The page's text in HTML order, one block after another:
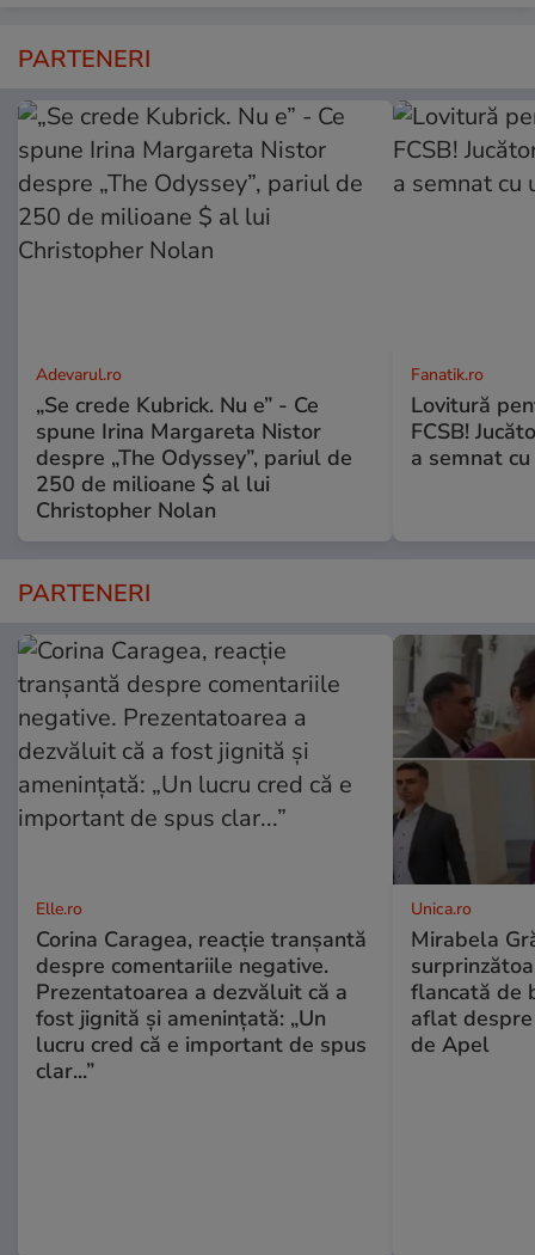
PARTENERI
Adevarul.ro
„Se crede Kubrick. Nu e” - Ce
spune Irina Margareta Nistor
despre „The Odyssey”, pariul de
250 de milioane $ al lui
Christopher Nolan
Fanatik.ro
Lovitură
FCSB!
a semnat
PARTENERI
Elle.ro
Corina Caragea, reacție tranșantă
despre comentariile negative.
Prezentatoarea a dezvăluit că a
fost jignită și amenințată: „Un
lucru cred că e important de spus
clar...”
Unica.ro
Mirabela
flancată de
aflat
de Apel